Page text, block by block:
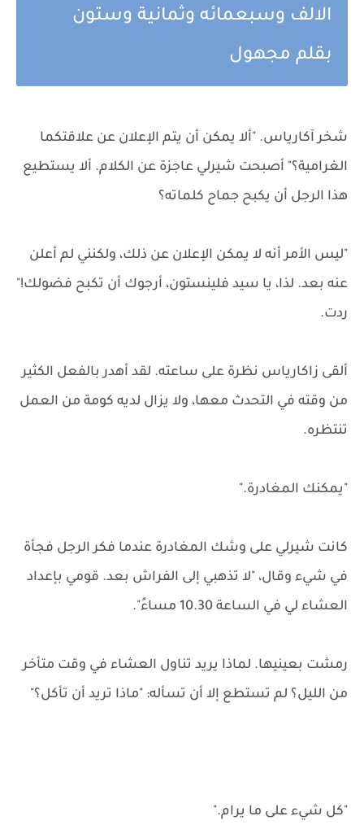
الالف وسبعمائه وثمانية وستون
بقلم مجهول
شخر آكارياس. "ألا يمكن أن يتم الإعلان عن علاقتكما
الغرامية؟" أصبحت شيرلي عاجزة عن الكلام. ألا يستطيع
هذا الرجل أن يكبح جماح كلماته؟
"ليس الأمر أنه لا يمكن الإعلان عن ذلك، ولكنني لم أعلن
عنه بعد. لذا، يا سيد فلينستون، أرجوك أن تكبح فضولك!"
ردت.
ألقى زاكارياس نظرة على ساعته. لقد أهدر بالفعل الكثير
من وقته في التحدث معها، ولا يزال لديه كومة من العمل
تنتظره.
"يمكنك المغادرة."
كانت شيرلي على وشك المغادرة عندما فكر الرجل فجأة
في شيء وقال، "لا تذهبي إلى الفراش بعد. قومي بإعداد
العشاء لي في الساعة 10.30 مساءً".
رمشت بعينيها. لماذا يريد تناول العشاء في وقت متأخر
من الليل؟ لم تستطع إلا أن تسأله: "ماذا تريد أن تأكل؟"
"كل شيء على ما يرام."